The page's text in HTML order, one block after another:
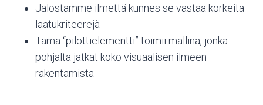
Jalostamme ilmettä kunnes se vastaa korkeita
laatukriteerejä
Tämä “pilottielementti” toimii mallina, jonka
pohjalta jatkat koko visuaalisen ilmeen
rakentamista